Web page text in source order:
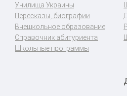
Училища Украины
Пересказы, биографии
Внешкольное образование
Справочник абитуриента
Школьные программы